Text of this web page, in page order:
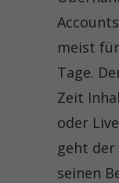
meist
Tage.
Zeit
oder
geht der
seinen